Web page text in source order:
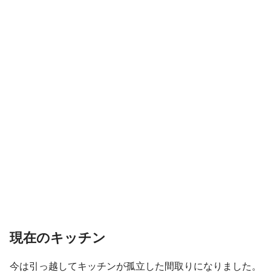
現在のキッチン
今は引っ越してキッチンが孤立した間取りになりました。